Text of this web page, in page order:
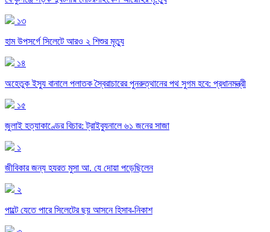
১৩
হাম উপসর্গে সিলেটে আরও ২ শিশুর মৃত্যু
১৪
অহেতুক ইস্যু বানালে পলাতক স্বৈরাচারের পুনরুত্থানের পথ সুগম হবে: প্রধানমন্ত্রী
১৫
জুলাই হত্যাকাণ্ডের বিচার: ট্রাইব্যুনালে ৬১ জনের সাজা
১
জীবিকার জন্য হযরত মুসা আ. যে দোয়া পড়েছিলেন
২
পাল্টে যেতে পারে সিলেটের ছয় আসনে হিসাব-নিকাশ